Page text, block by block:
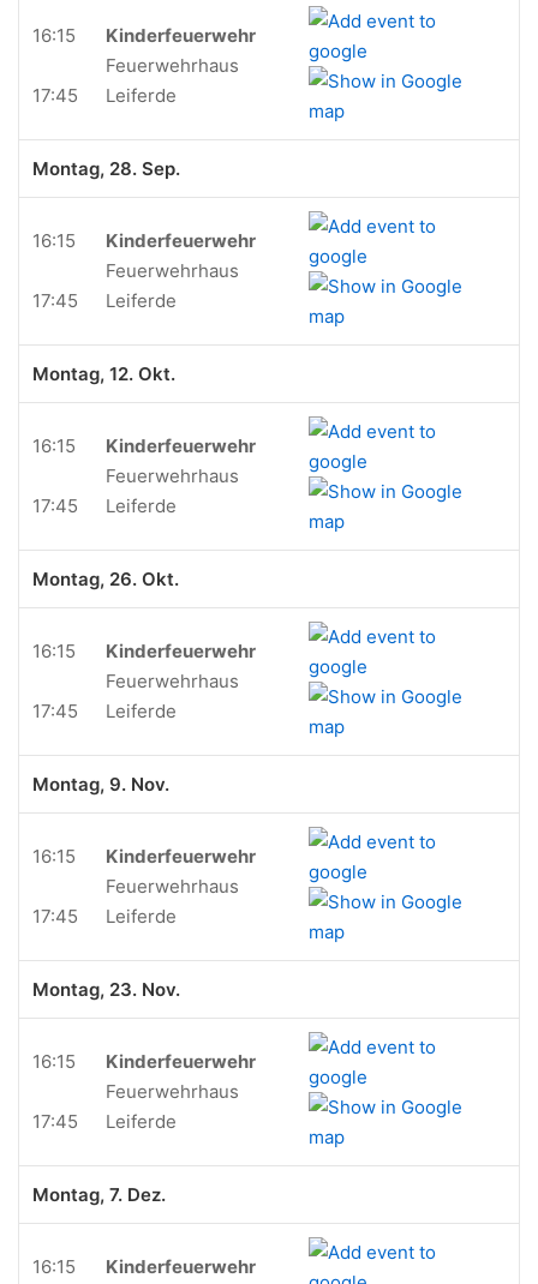
16:15
17:45
Kinderfeuerwehr
Feuerwehrhaus
Leiferde
Montag, 28. Sep.
16:15
17:45
Kinderfeuerwehr
Feuerwehrhaus
Leiferde
Montag, 12. Okt.
16:15
17:45
Kinderfeuerwehr
Feuerwehrhaus
Leiferde
Montag, 26. Okt.
16:15
17:45
Kinderfeuerwehr
Feuerwehrhaus
Leiferde
Montag, 9. Nov.
16:15
17:45
Kinderfeuerwehr
Feuerwehrhaus
Leiferde
Montag, 23. Nov.
16:15
17:45
Kinderfeuerwehr
Feuerwehrhaus
Leiferde
Montag, 7. Dez.
16:15
Kinderfeuerwehr